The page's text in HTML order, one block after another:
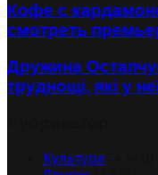
Кофе с
смотреть
Дружина
труднощі, які у
Культура